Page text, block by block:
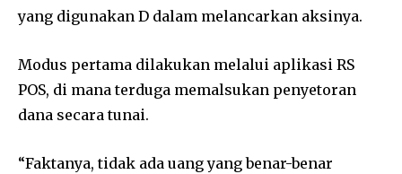
yang digunakan D dalam melancarkan aksinya.
Modus pertama dilakukan melalui aplikasi RS
POS, di mana terduga memalsukan penyetoran
dana secara tunai.
“Faktanya, tidak ada uang yang benar-benar